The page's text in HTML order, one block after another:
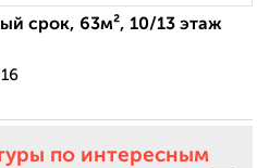
срок, 63м², 10/13 этаж
по интересным